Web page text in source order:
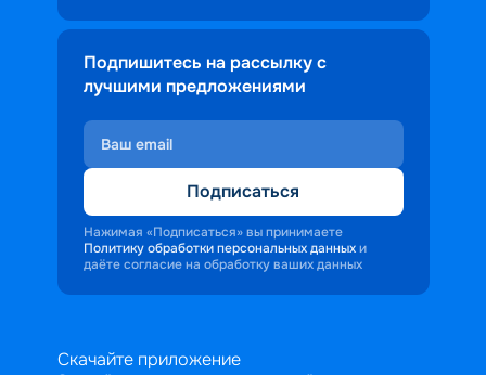
Подпишитесь на рассылку с
лучшими предложениями
Подписаться
Нажимая «Подписаться» вы принимаете
Политику обработки персональных данных и
даёте согласие на обработку ваших данных
Скачайте приложение